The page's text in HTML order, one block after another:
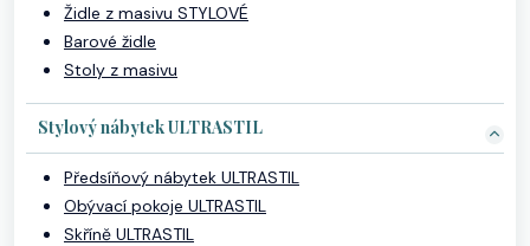
Židle z masivu STYLOVÉ
Barové židle
Stoly z masivu
Stylový nábytek ULTRASTIL
Předsíňový nábytek ULTRASTIL
Obývací pokoje ULTRASTIL
Skříně ULTRASTIL